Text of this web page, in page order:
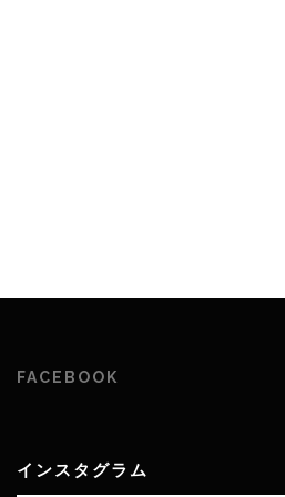
FACEBOOK
インスタグラム